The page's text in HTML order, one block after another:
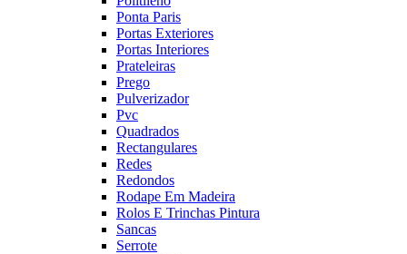
Ponta Paris
Portas Exteriores
Portas Interiores
Prateleiras
Prego
Pulverizador
Pvc
Quadrados
Rectangulares
Redes
Redondos
Rodape Em Madeira
Rolos E Trinchas Pintura
Sancas
Serrote